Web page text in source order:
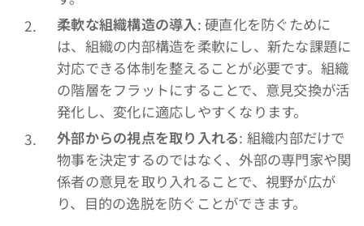
柔軟な組織構造の導入: 硬直化を防ぐために
は、組織の内部構造を柔軟にし、新たな課題に
対応できる体制を整えることが必要です。組織
の階層をフラットにすることで、意見交換が活
発化し、変化に適応しやすくなります。
外部からの視点を取り入れる: 組織内部だけで
物事を決定するのではなく、外部の専門家や関
係者の意見を取り入れることで、視野が広が
り、目的の逸脱を防ぐことができます。